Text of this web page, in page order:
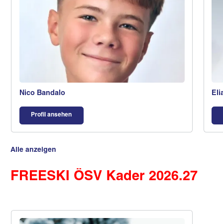
Nico Bandalo
Profil ansehen
Alle anzeigen
FREESKI ÖSV Kader 2026.27